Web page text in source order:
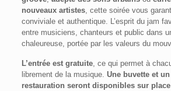
nouveaux artistes, cette soirée vous
conviviale et authentique. L’esprit du jam
entre musiciens, chanteurs et public dans
chaleureuse, portée par les valeurs du
L’entrée est gratuite, ce qui permet à
librement de la musique. Une buvette et
restauration seront disponibles sur place